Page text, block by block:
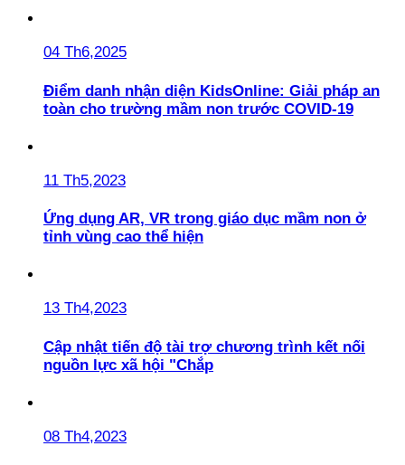
04 Th6,2025
Điểm danh nhận diện KidsOnline: Giải pháp an
toàn cho trường mầm non trước COVID-19
11 Th5,2023
Ứng dụng AR, VR trong giáo dục mầm non ở
tỉnh vùng cao thể hiện
13 Th4,2023
Cập nhật tiến độ tài trợ chương trình kết nối
nguồn lực xã hội "Chắp
08 Th4,2023